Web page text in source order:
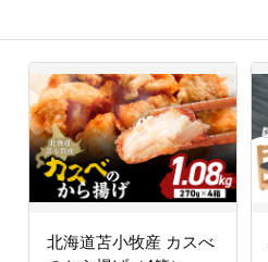
北海道苫小牧産 カスべ